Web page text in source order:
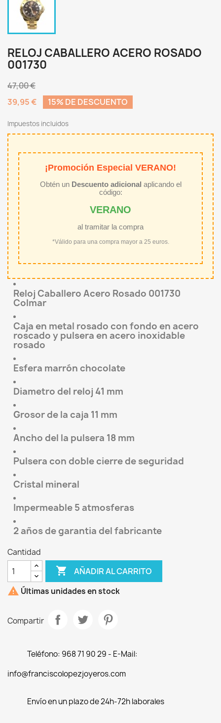
RELOJ CABALLERO ACERO ROSADO
001730
47,00 €
39,95 €
15% DE DESCUENTO
Impuestos incluidos
¡Promoción Especial VERANO!
Obtén un Descuento adicional aplicando el
código:
VERANO
al tramitar la compra
*Válido para una compra mayor a 25 euros.
Reloj Caballero Acero Rosado 001730
Colmar
Caja en metal rosado con fondo en acero
roscado y pulsera en acero inoxidable
rosado
Esfera marrón chocolate
Diametro del reloj 41 mm
Grosor de la caja 11 mm
Ancho del la pulsera 18 mm
Pulsera con doble cierre de seguridad
Cristal mineral
Impermeable 5 atmosferas
2 años de garantia del fabricante
Cantidad
 AÑADIR AL CARRITO
 Últimas unidades en stock
Compartir
Teléfono: 968 71 90 29 - E-Mail:
info@franciscolopezjoyeros.com
Envío en un plazo de 24h-72h laborales